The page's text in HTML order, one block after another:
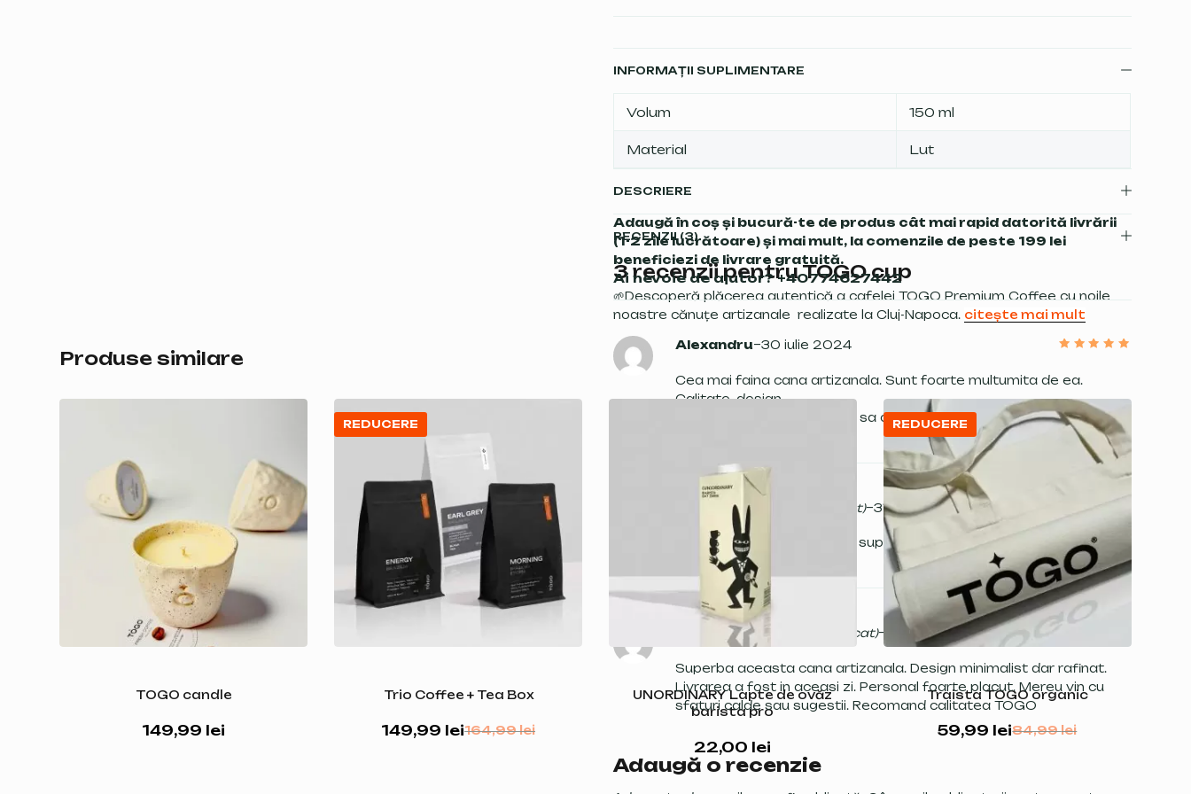
INFORMAȚII SUPLIMENTARE
Volum 150 ml
Material Lut
DESCRIERE
Adaugă în coș și bucură-te de produs cât mai rapid datorită livrării
(1-2 zile lucrătoare) și mai mult, la comenzile de peste 199 lei
beneficiezi de livrare gratuită.
🌱Descoperă plăcerea autentică a cafelei TOGO Premium Coffee cu noile
noastre cănuțe artizanale realizate la Cluj-Napoca. citește mai mult
RECENZII (3)
3 recenzii pentruTOGO cup
Alexandru–30 iulie 2024
Cea mai faina cana artizanala. Sunt foarte multumita de ea.
Calitate, design.
Produsul a ajuns in 2 zile. O sa comand si cafea. Recomand
(proprietar verificat)–31 iulie 2024
Multumesc din suflet. Este superba.
Bianca M(proprietar verificat)– 5 august 2024
Superba aceasta cana artizanala. Design minimalist dar rafinat.
Livrarea a fost in aceasi zi. Personal foarte placut. Mereu vin cu
sfaturi calde sau sugestii. Recomand calitatea TOGO
Adaugă o recenzie
Ai nevoie de ajutor? +40774627442
Produse similare
TOGO candle
149,99 lei
REDUCERE
Trio Coffee + Tea Box
164,99lei
149,99 lei
UNORDINARY Lapte de ovăz
barista pro
22,00 lei
REDUCERE
Traista TOGO organic
84,99lei
59,99 lei